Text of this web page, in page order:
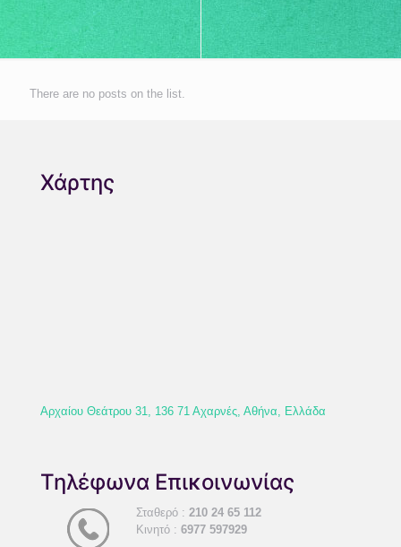
There are no posts on the list.
Χάρτης
Αρχαίου Θεάτρου 31, 136 71 Αχαρνές, Αθήνα, Ελλάδα
Τηλέφωνα Επικοινωνίας
Σταθερό : 210 24 65 112
Κινητό : 6977 597929